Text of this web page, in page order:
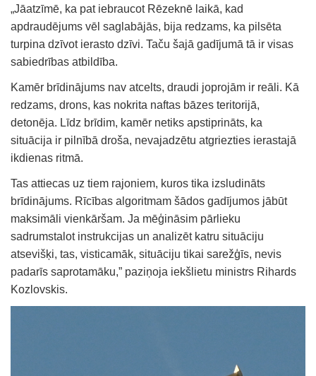
„Jāatzīmē, ka pat iebraucot Rēzeknē laikā, kad
apdraudējums vēl saglabājās, bija redzams, ka pilsēta
turpina dzīvot ierasto dzīvi. Taču šajā gadījumā tā ir visas
sabiedrības atbildība.
Kamēr brīdinājums nav atcelts, draudi joprojām ir reāli. Kā
redzams, drons, kas nokrita naftas bāzes teritorijā,
detonēja. Līdz brīdim, kamēr netiks apstiprināts, ka
situācija ir pilnībā droša, nevajadzētu atgriezties ierastajā
ikdienas ritmā.
Tas attiecas uz tiem rajoniem, kuros tika izsludināts
brīdinājums. Rīcības algoritmam šādos gadījumos jābūt
maksimāli vienkāršam. Ja mēģināsim pārlieku
sadrumstalot instrukcijas un analizēt katru situāciju
atsevišķi, tas, visticamāk, situāciju tikai sarežģīs, nevis
padarīs saprotamāku,” paziņoja iekšlietu ministrs Rihards
Kozlovskis.